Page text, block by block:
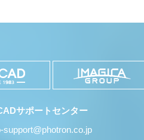
サポートセンター
support@photron.co.jp